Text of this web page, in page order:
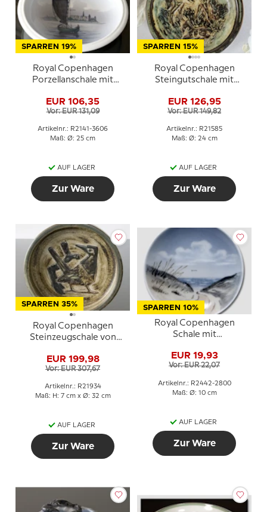
SPARREN 19%
Royal Copenhagen
Porzellanschale mit
EUR 106,35
Vor: EUR 131,09
Artikelnr.: R2141-3606
Maß: Ø: 25 cm
AUF LAGER
Zur Ware
SPARREN 15%
Royal Copenhagen
Steingutschale mit
Kyhn
EUR 126,95
Vor: EUR 149,82
Artikelnr.: R21585
Maß: Ø: 24 cm
AUF LAGER
Zur Ware
SPARREN 35%
Royal Copenhagen
Steinzeugschale von
21934
EUR 199,98
Vor: EUR 307,67
Artikelnr.: R21934
Maß: H: 7 cm x Ø: 32 cm
AUF LAGER
Zur Ware
SPARREN 10%
Royal Copenhagen
Schale mit
Nr. 2442-2800
EUR 19,93
Vor: EUR 22,07
Artikelnr.: R2442-2800
Maß: Ø: 10 cm
AUF LAGER
Zur Ware